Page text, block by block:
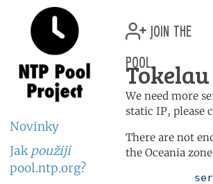
Novinky
Jak použiji
pool.ntp.org?
join the
pool
We need more
static IP, please
There are not
the Oceania